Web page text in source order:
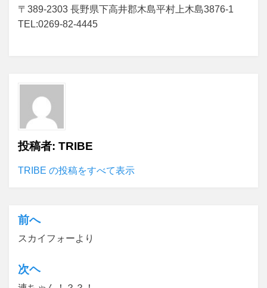
〒389-2303 長野県下高井郡木島平村上木島3876-1
TEL:0269-82-4445
投稿者: TRIBE
TRIBE の投稿をすべて表示
投
稿
ナ
ビ
前へ
スカイフォーより
次ヘ